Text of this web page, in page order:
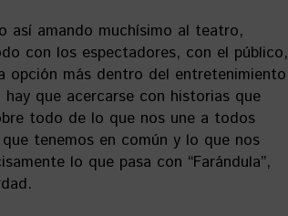
así amando muchísimo al teatro,
con los espectadores, con el público,
opción más dentro del entretenimiento
que acercarse con historias que
todo de lo que nos une a todos
tenemos en común y lo que nos
lo que pasa con “Farándula”,